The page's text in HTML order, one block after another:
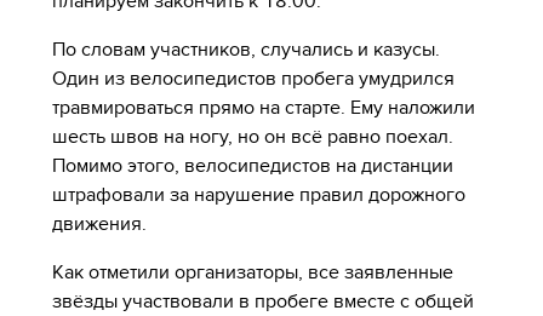
По словам участников, случались и казусы.
Один из велосипедистов пробега умудрился
травмироваться прямо на старте. Ему наложили
шесть швов на ногу, но он всё равно поехал.
Помимо этого, велосипедистов на дистанции
штрафовали за нарушение правил дорожного
движения.
Как отметили организаторы, все заявленные
звёзды участвовали в пробеге вместе с общей